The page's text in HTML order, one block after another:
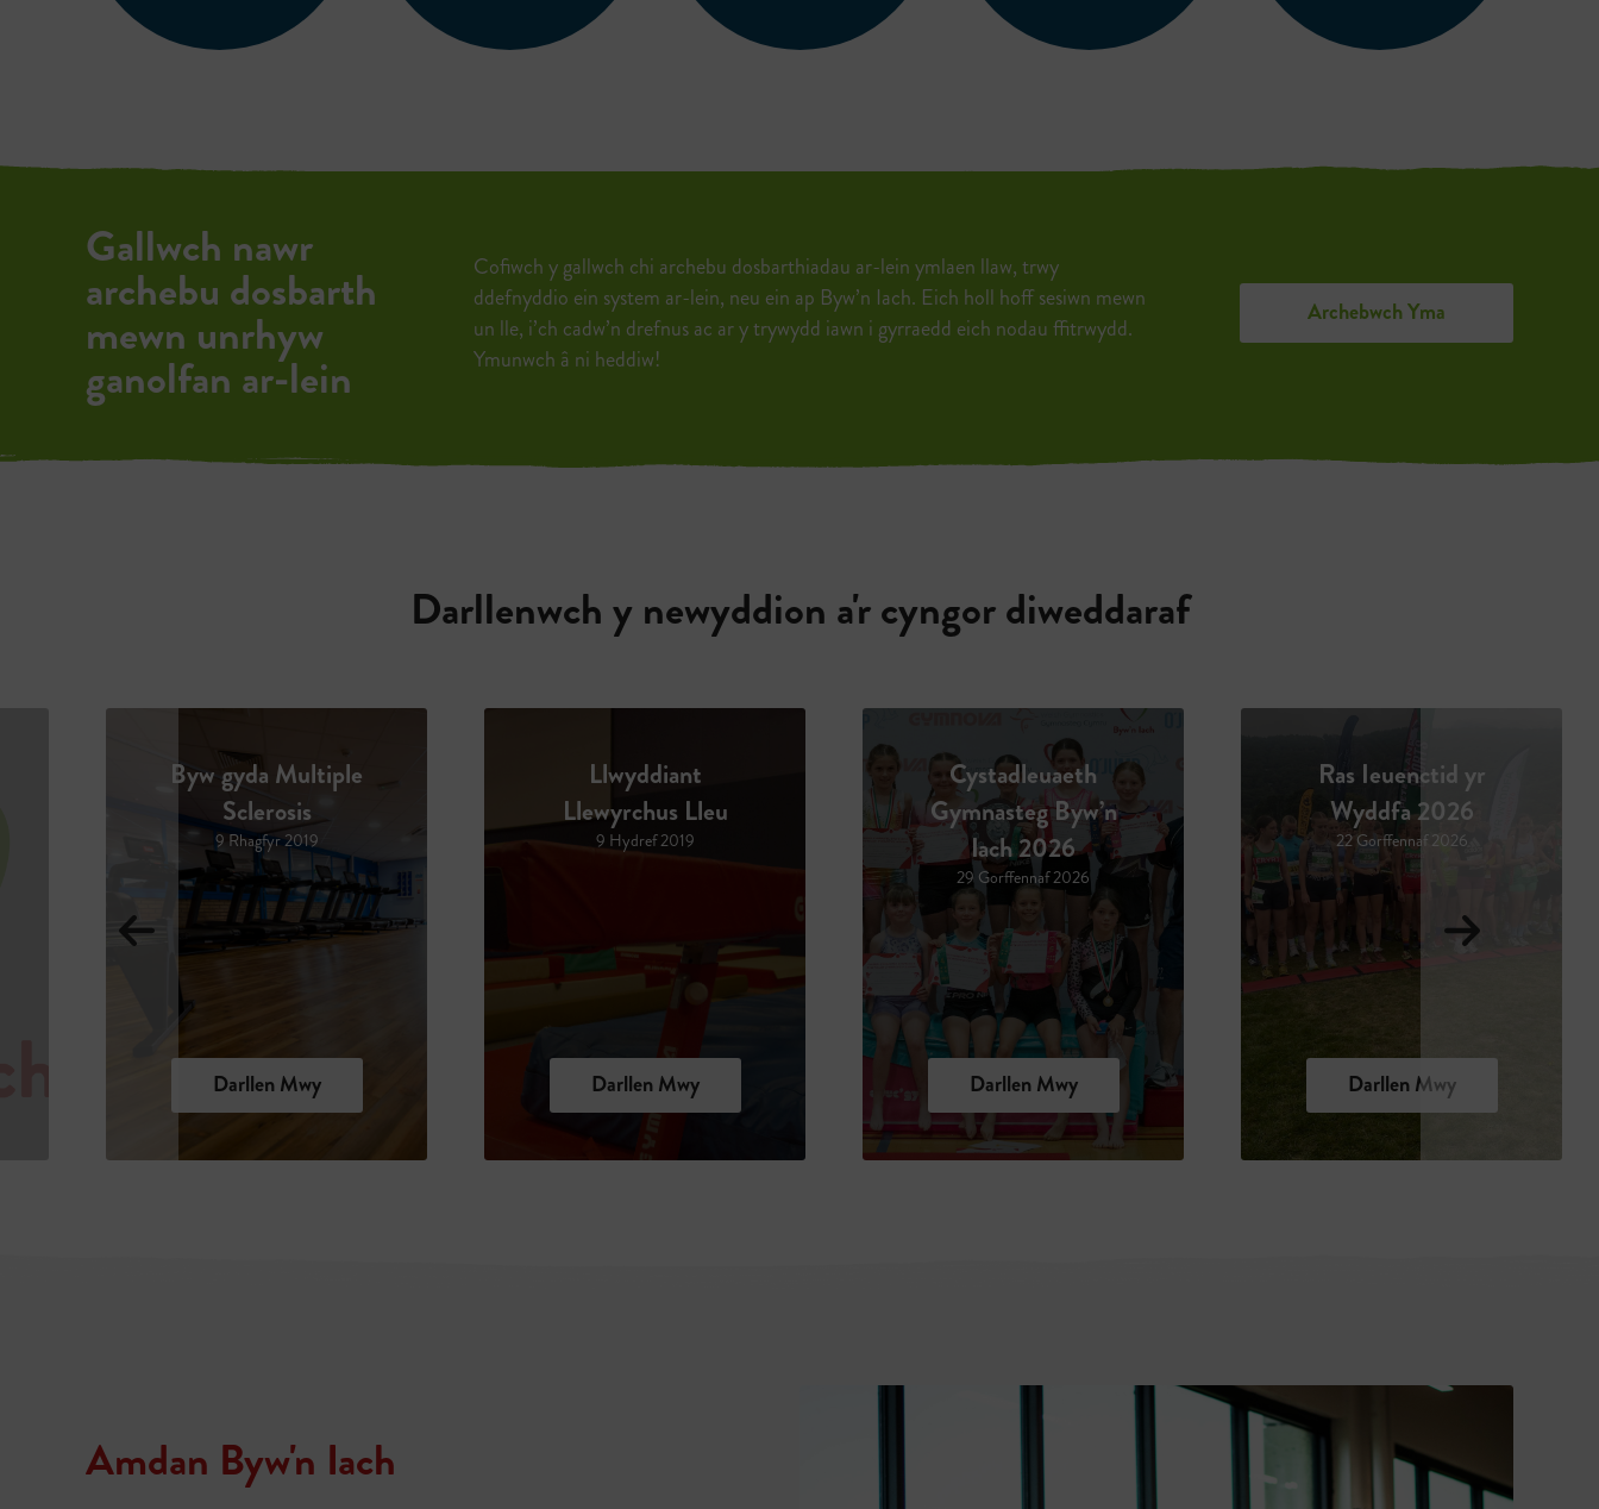
Gallwch nawr
archebu dosbarth
mewn unrhyw
ganolfan ar-lein
Cofiwch y gallwch chi archebu dosbarthiadau ar-lein ymlaen llaw, trwy
ddefnyddio ein system ar-lein, neu ein ap Byw’n Iach. Eich holl hoff sesiwn mewn
un lle, i’ch cadw’n drefnus ac ar y trywydd iawn i gyrraedd eich nodau ffitrwydd.
Ymunwch â ni heddiw!
Archebwch Yma
Darllenwch y newyddion a'r cyngor diweddaraf
Llwyddiant
Llewyrchus Lleu
9 Hydref 2019
Darllen Mwy
Cystadleuaeth
Gymnasteg Byw’n
Iach 2026
Darllen Mwy
Ras Ieuenctid yr
Wyddfa 2026
22 Gorffennaf 2026
Darllen Mwy
Diogel yn y Dŵr
2026
1 Gorffennaf 2026
Darllen Mwy
Amdan Byw'n Iach